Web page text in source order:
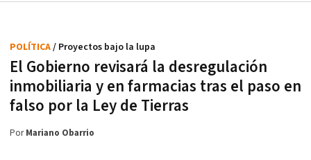
El Gobierno revisará la desregulación
inmobiliaria y en farmacias tras el paso en
falso por la Ley de Tierras
POLÍTICA/ Proyectos bajo la lupa
PorMariano Obarrio